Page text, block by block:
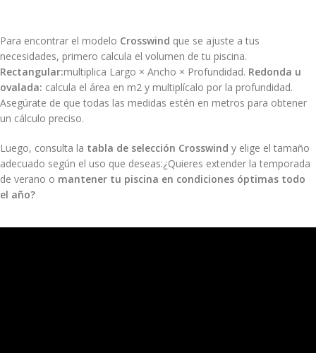
Para encontrar el modelo Crosswind que se ajuste a tus
necesidades, primero calcula el volumen de tu piscina.
Rectangular:multiplica Largo × Ancho × Profundidad. Redonda u
ovalada: calcula el área en m2 y multiplícalo por la profundidad.
Asegúrate de que todas las medidas estén en metros para obtener
un cálculo preciso.
Luego, consulta la tabla de selección Crosswind y elige el tamaño
adecuado según el uso que deseas:¿Quieres extender la temporada
de verano o mantener tu piscina en condiciones óptimas todo
el año?